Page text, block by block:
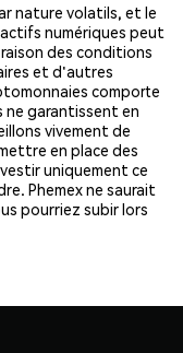
nature volatils, et le
numériques peut
des conditions
et d'autres
comporte
ne garantissent en
vivement de
en place des
uniquement ce
Phemex ne saurait
pourriez subir lors